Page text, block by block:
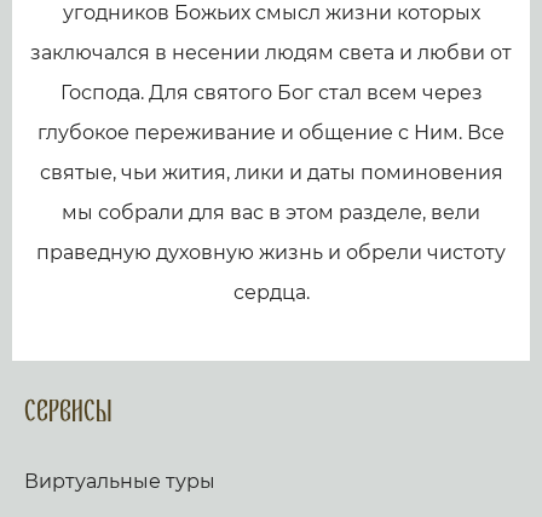
угодников Божьих смысл жизни которых
заключался в несении людям света и любви от
Господа. Для святого Бог стал всем через
глубокое переживание и общение с Ним. Все
святые, чьи жития, лики и даты поминовения
мы собрали для вас в этом разделе, вели
праведную духовную жизнь и обрели чистоту
сердца.
Сервисы
Виртуальные туры